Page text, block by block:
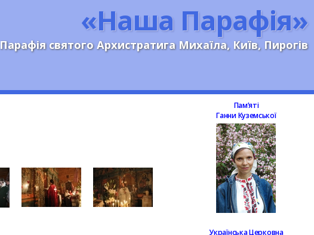
«Наша Парафія»
Парафія святого Архистратига Михаїла, Київ, Пирогів
Памʼяті
Ганни Куземської
Українська Церковна